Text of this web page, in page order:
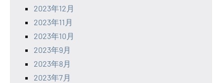
2023年12月
2023年11月
2023年10月
2023年9月
2023年8月
2023年7月